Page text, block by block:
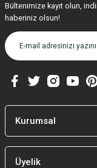
Bültenimize kayıt olun,
haberiniz olsun!
Kurumsal
Üyelik